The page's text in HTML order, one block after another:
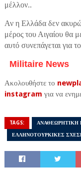
μέλλον..
Αν η Ελλάδα δεν
μέρος του Αιγαίου θα
αυτό συνεπάγεται για
Militaire News
Ακολουθήστε το
instagram για να
TAGS: ΑΝΑΘΕΩΡΗΤΙΚΗ
ΕΛΛΗΝΟΤΟΥΡΚΙΚΕΣ